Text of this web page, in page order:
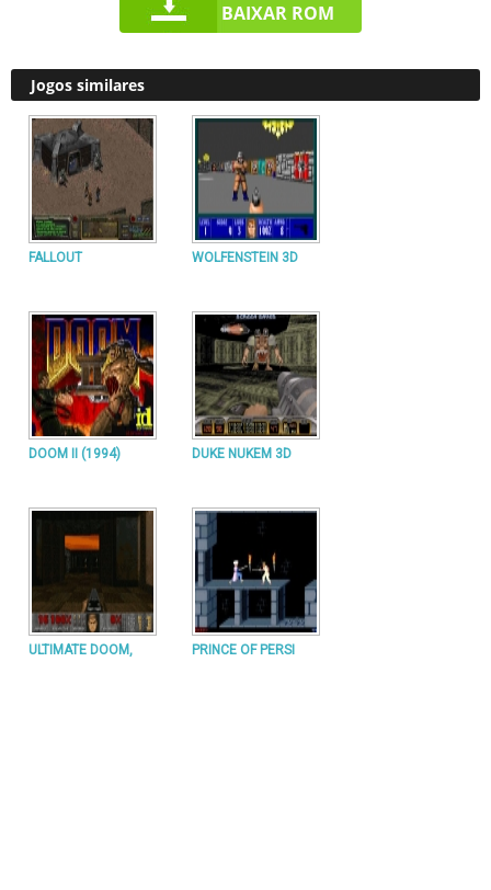
BAIXAR ROM
Jogos similares
FALLOUT WOLFENSTEIN 3D
DOOM II (1994) DUKE NUKEM 3D
ULTIMATE DOOM, PRINCE OF PERSI